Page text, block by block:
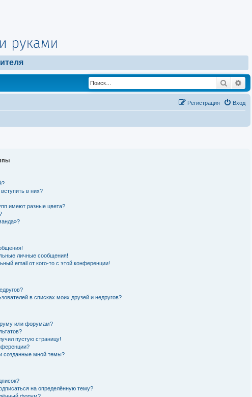
Поиск
Вход
Регистрация
в них?
имеют разные цвета?
личные сообщения!
email от кого-то с этой конференции!
в списках моих друзей и недругов?
или форумам?
пустую страницу!
созданные мной темы?
на определённую тему?